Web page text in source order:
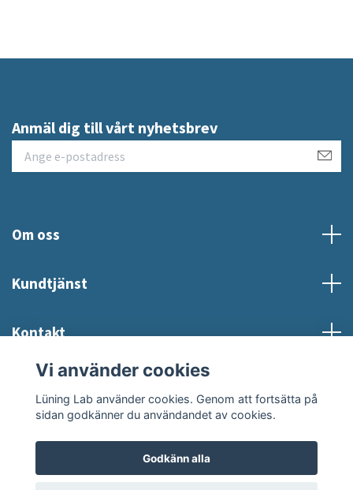
Anmäl dig till vårt nyhetsbrev
Om oss
Kundtjänst
Kontakt
Sociala medier
Vi använder cookies
Lüning Lab använder cookies. Genom att fortsätta på
sidan godkänner du användandet av cookies.
Godkänn alla